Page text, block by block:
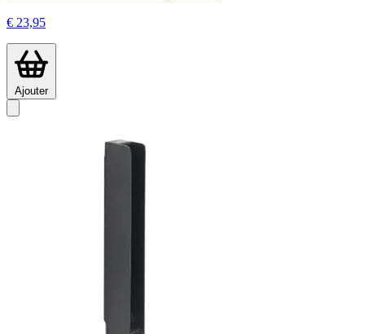
€ 23,95
Ajouter